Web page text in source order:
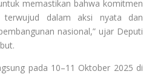
memastikan bahwa komitmen
terwujud dalam aksi nyata dan
nasional,” ujar Deputi
pada 10–11 Oktober 2025 di